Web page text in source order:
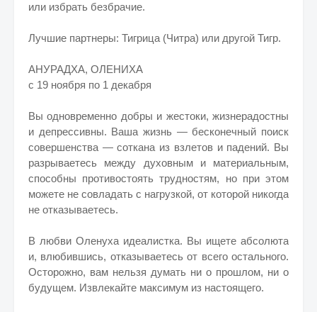
или избрать безбрачие.
Лучшие партнеры: Тигрица (Читра) или другой Тигр.
АНУРАДХА, ОЛЕНИХА
с 19 ноября по 1 декабря
Вы одновременно добры и жестоки, жизнерадостны
и депрессивны. Ваша жизнь — бесконечный поиск
совершенства — соткана из взлетов и падений. Вы
разрываетесь между духовным и материальным,
способны противостоять трудностям, но при этом
можете не совладать с нагрузкой, от которой никогда
не отказываетесь.
В любви Оленуха идеалистка. Вы ищете абсолюта
и, влюбившись, отказываетесь от всего остального.
Осторожно, вам нельзя думать ни о прошлом, ни о
будущем. Извлекайте максимум из настоящего.